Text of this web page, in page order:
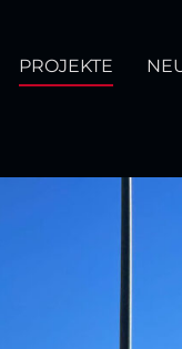
PROJEKTE